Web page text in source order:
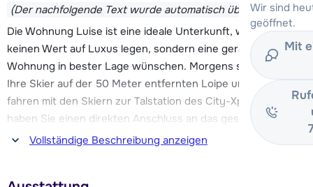
Wir sind
geöffnet.
Mit
(Der nachfolgende Text wurde automatisch übersetzt)
Die Wohnung Luise ist eine ideale Unterkunft, wenn Sie
keinen Wert auf Luxus legen, sondern eine geräumige
Wohnung in bester Lage wünschen. Morgens schnallen Sie
Ihre Skier auf der 50 Meter entfernten Loipe unter und
fahren mit den Skiern zur Talstation des City-Xpress. Damit
haben Sie einen direkten Anschluss an das gesamte
Skigebiet von Zell am See. Möchten Sie Ihren Tag lieber
Vollständige Beschreibung anzeigen